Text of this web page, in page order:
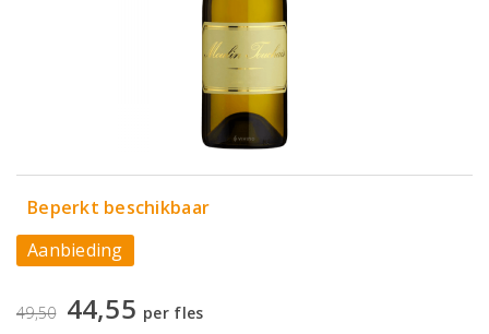
Beperkt beschikbaar
Aanbieding
49,50 44,55 per fles